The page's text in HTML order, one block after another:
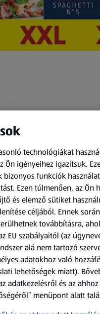
Amíg a készlet tart
XXL
O.B.
Procomfort tampon,
64 darab
64 darabonként
(59,36 Ft/1 darabonként)
3 799,00 Ft
technológiákat
Ön igényeihez igazítsuk.
funkciók
Ezen túlmenően, az Ön
és elemző sütiket
céljából. Ennek
továbbításra,
EU szabályaitól (az
alá nem tartozó
adatokhoz való
lehetőségek miatt).
adatkezelésről és az
menüpont alatt